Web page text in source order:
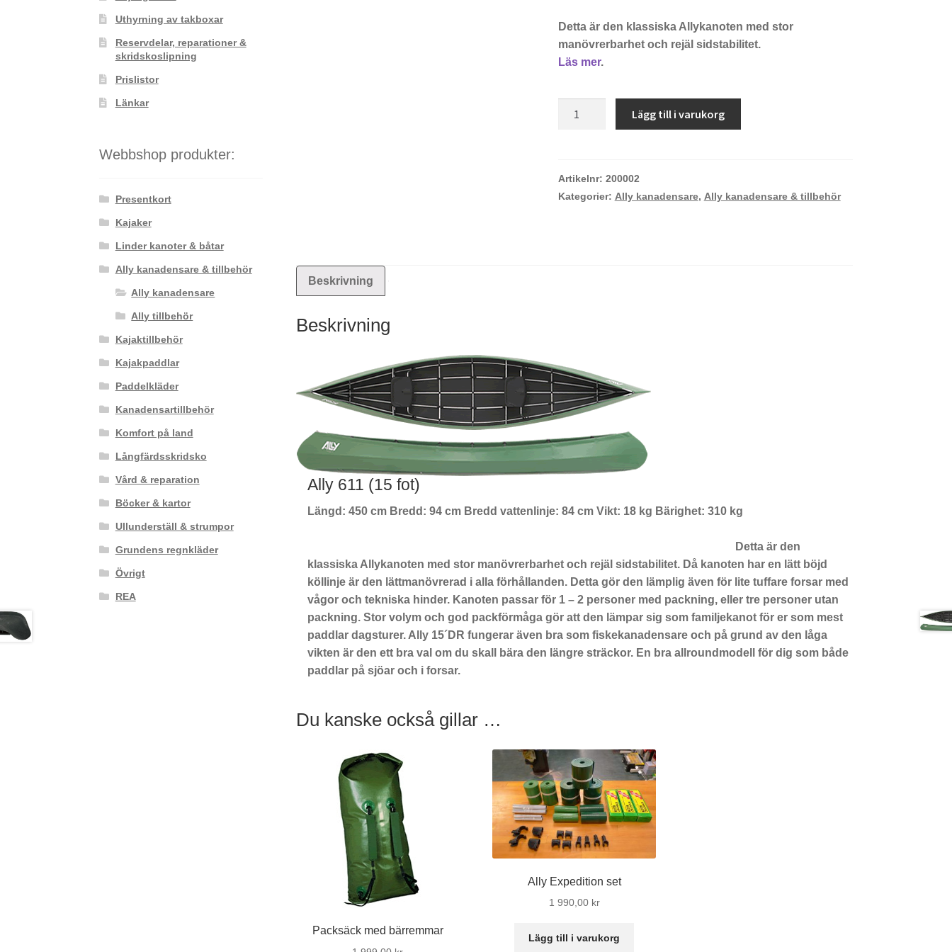
Detta är den klassiska Allykanoten med stor
manövrerbarhet och rejäl sidstabilitet.
Läs mer.
mängd
Lägg till i varukorg
Artikelnr: 200002
Kategorier: Ally kanadensare, Ally kanadensare & tillbehör
Beskrivning
Beskrivning
Ally 611 (15 fot)
Längd: 450 cm Bredd: 94 cm Bredd vattenlinje: 84 cm Vikt: 18 kg Bärighet: 310 kg
Detta är den
klassiska Allykanoten med stor manövrerbarhet och rejäl sidstabilitet. Då kanoten har en lätt böjd
köllinje är den lättmanövrerad i alla förhållanden. Detta gör den lämplig även för lite tuffare forsar med
vågor och tekniska hinder. Kanoten passar för 1 – 2 personer med packning, eller tre personer utan
packning. Stor volym och god packförmåga gör att den lämpar sig som familjekanot för er som mest
paddlar dagsturer. Ally 15´DR fungerar även bra som fiskekanadensare och på grund av den låga
vikten är den ett bra val om du skall bära den längre sträckor. En bra allroundmodell för dig som både
paddlar på sjöar och i forsar.
Du kanske också gillar …
Packsäck med bärremmar
Ally Expedition set
1 990,00 kr
Lägg till i varukorg
Uthyrning av takboxar
Reservdelar, reparationer &
skridskoslipning
Prislistor
Länkar
Webbshop produkter:
Presentkort
Kajaker
Linder kanoter & båtar
Ally kanadensare & tillbehör
Ally kanadensare
Ally tillbehör
Kajaktillbehör
Kajakpaddlar
Paddelkläder
Kanadensartillbehör
Komfort på land
Långfärdsskridsko
Vård & reparation
Böcker & kartor
Ullunderställ & strumpor
Grundens regnkläder
Övrigt
REA